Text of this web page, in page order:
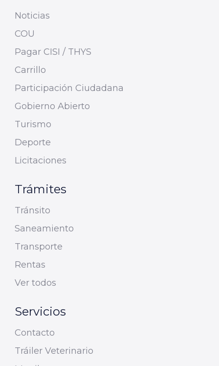
Noticias
COU
Pagar CISI / THYS
Carrillo
Participación Ciudadana
Gobierno Abierto
Turismo
Deporte
Licitaciones
Trámites
Tránsito
Saneamiento
Transporte
Rentas
Ver todos
Servicios
Contacto
Tráiler Veterinario